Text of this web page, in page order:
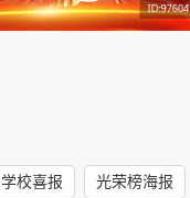
学校喜报 光荣榜海报